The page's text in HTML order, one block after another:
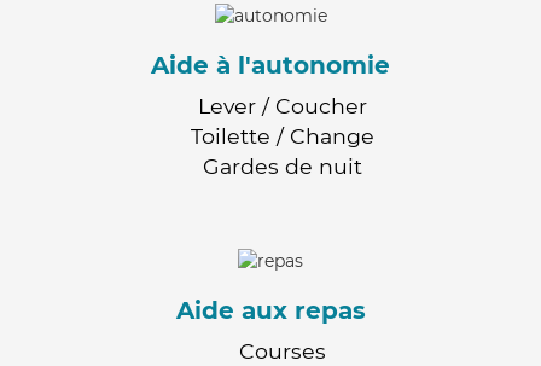
Aide à l'autonomie
Lever / Coucher
Toilette / Change
Gardes de nuit
Aide aux repas
Courses